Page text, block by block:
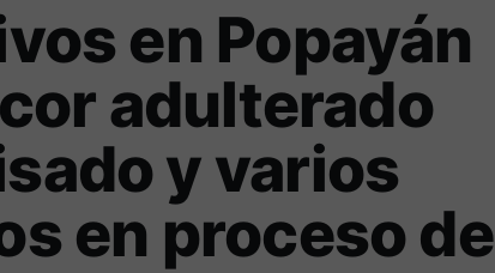
en Popayán
adulterado
y varios
en proceso de